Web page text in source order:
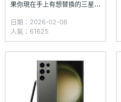
果你現在手上有想替換的三星舊
機回收服務，在線上快速查詢回
收價格外，也能直接前往全台三
星智慧館享有舊機折抵優惠，輕
鬆將舊手機轉換成購買新機補助
金。究竟三星歷代的 S 旗艦系
列手機可以折抵多少錢？小編將
日期：2026-02-06
人氣：61625